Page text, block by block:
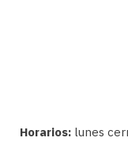
Horarios: lunes